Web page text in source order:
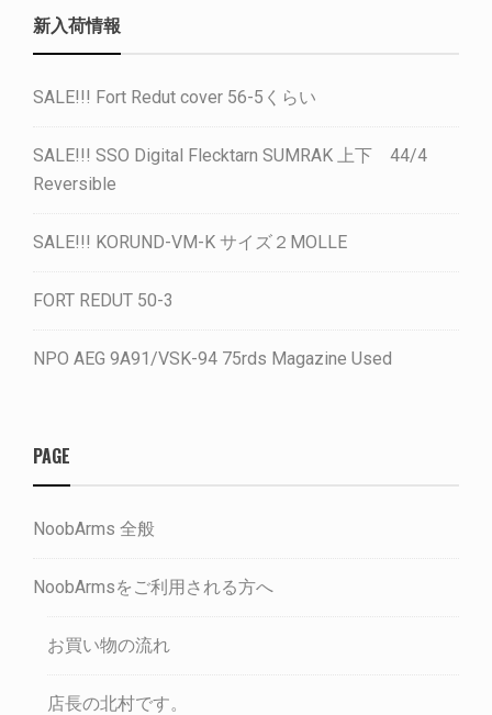
新入荷情報
SALE!!! Fort Redut cover 56-5くらい
SALE!!! SSO Digital Flecktarn SUMRAK 上下 44/4
Reversible
SALE!!! KORUND-VM-K サイズ２MOLLE
FORT REDUT 50-3
NPO AEG 9A91/VSK-94 75rds Magazine Used
PAGE
NoobArms 全般
NoobArmsをご利用される方へ
お買い物の流れ
店長の北村です。